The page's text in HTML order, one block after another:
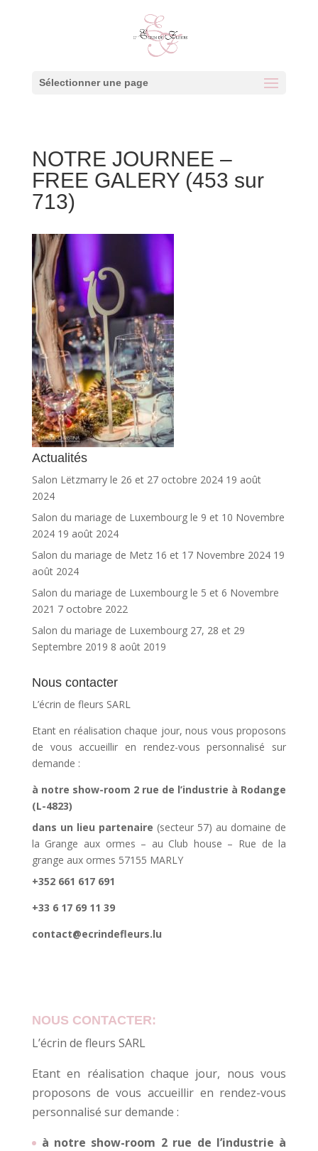
Sélectionner une page
NOTRE JOURNEE –
FREE GALERY (453 sur
713)
Actualités
Salon Lëtzmarry le 26 et 27 octobre 2024 19 août
2024
Salon du mariage de Luxembourg le 9 et 10 Novembre
2024 19 août 2024
Salon du mariage de Metz 16 et 17 Novembre 2024 19
août 2024
Salon du mariage de Luxembourg le 5 et 6 Novembre
2021 7 octobre 2022
Salon du mariage de Luxembourg 27, 28 et 29
Septembre 2019 8 août 2019
Nous contacter
L’écrin de fleurs SARL
Etant en réalisation chaque jour, nous vous proposons
de vous accueillir en rendez-vous personnalisé sur
demande :
à notre show-room 2 rue de l’industrie à Rodange
(L-4823)
dans un lieu partenaire (secteur 57) au domaine de
la Grange aux ormes – au Club house – Rue de la
grange aux ormes 57155 MARLY
+352 661 617 691
+33 6 17 69 11 39
contact@ecrindefleurs.lu
NOUS CONTACTER:
L’écrin de fleurs SARL
Etant en réalisation chaque jour, nous vous
proposons de vous accueillir en rendez-vous
personnalisé sur demande :
à notre show-room 2 rue de l’industrie à